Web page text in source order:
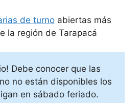
de turnoabiertas más
la región de Tarapacá
Debe conocer que las
no están disponibles los
en sábado feriado.